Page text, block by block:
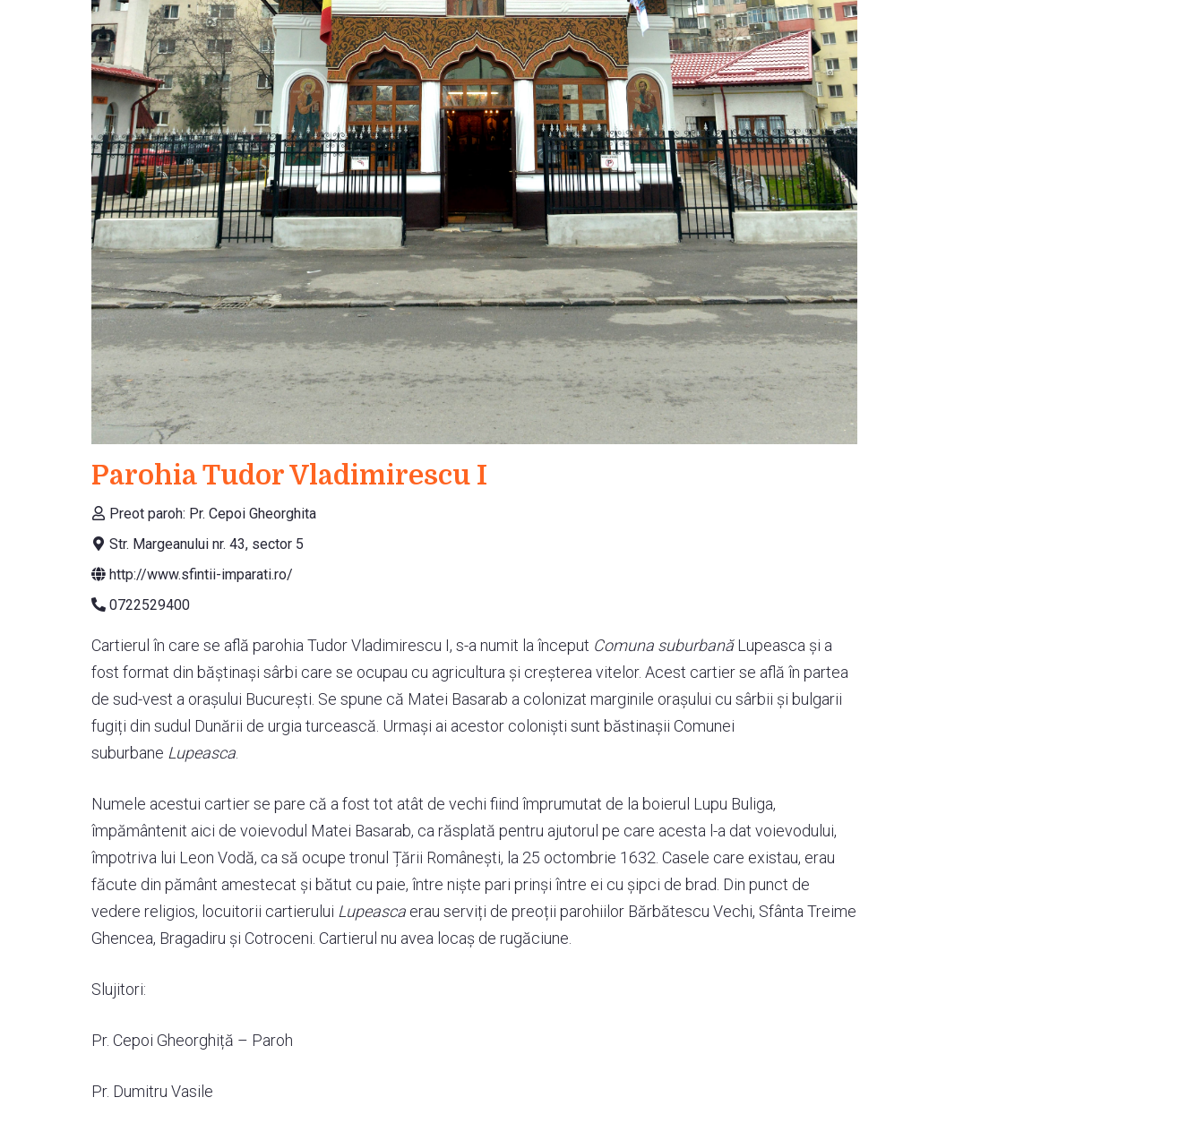
Parohia Tudor Vladimirescu I
Preot paroh: Pr. Cepoi Gheorghita
Str. Margeanului nr. 43, sector 5
http://www.sfintii-imparati.ro/
0722529400
Cartierul în care se află parohia Tudor Vladimirescu I, s-a numit la început Comuna suburbanăLupeasca și a
fost format din băștinași sârbi care se ocupau cu agricultura și creșterea vitelor. Acest cartier se află în partea
de sud-vest a orașului București. Se spune că Matei Basarab a colonizat marginile orașului cu sârbii și bulgarii
fugiți din sudul Dunării de urgia turcească. Urmași ai acestor coloniști sunt băstinașii Comunei
suburbane Lupeasca
Numele acestui cartier se pare că a fost tot atât de vechi fiind împrumutat de la boierul Lupu Buliga,
împământenit aici de voievodul Matei Basarab, ca răsplată pentru ajutorul pe care acesta l-a dat voievodului,
împotriva lui Leon Vodă, ca să ocupe tronul Țării Românești, la 25 octombrie 1632. Casele care existau, erau
făcute din pământ amestecat și bătut cu paie, între niște pari prinși între ei cu șipci de brad. Din punct de
vedere religios, locuitorii cartierului Lupeasca erau serviți de preoții parohiilor Bărbătescu Vechi, Sfânta Treime
Ghencea, Bragadiru și Cotroceni. Cartierul nu avea locaș de rugăciune.
Slujitori:
Pr. Cepoi Gheorghiță – Paroh
Pr. Dumitru Vasile